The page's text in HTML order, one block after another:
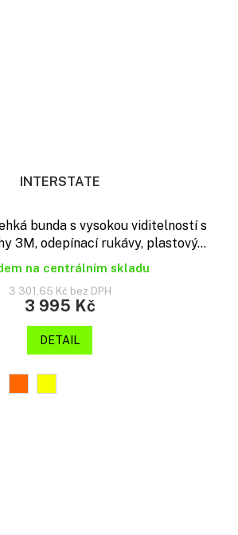
INTERSTATE
bunda s vysokou viditelností s
3M, odepínací rukávy, plastový...
na centrálním skladu
3 301,65 Kč bez DPH
3 995 Kč
DETAIL